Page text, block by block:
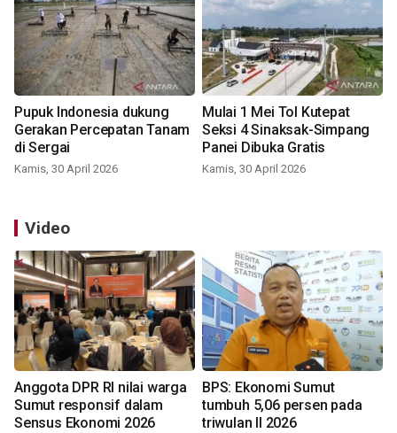
Pupuk Indonesia dukung
Gerakan Percepatan Tanam
di Sergai
Kamis, 30 April 2026
Mulai 1 Mei Tol Kutepat
Seksi 4 Sinaksak-Simpang
Panei Dibuka Gratis
Kamis, 30 April 2026
Video
Anggota DPR RI nilai warga
Sumut responsif dalam
Sensus Ekonomi 2026
BPS: Ekonomi Sumut
tumbuh 5,06 persen pada
triwulan II 2026